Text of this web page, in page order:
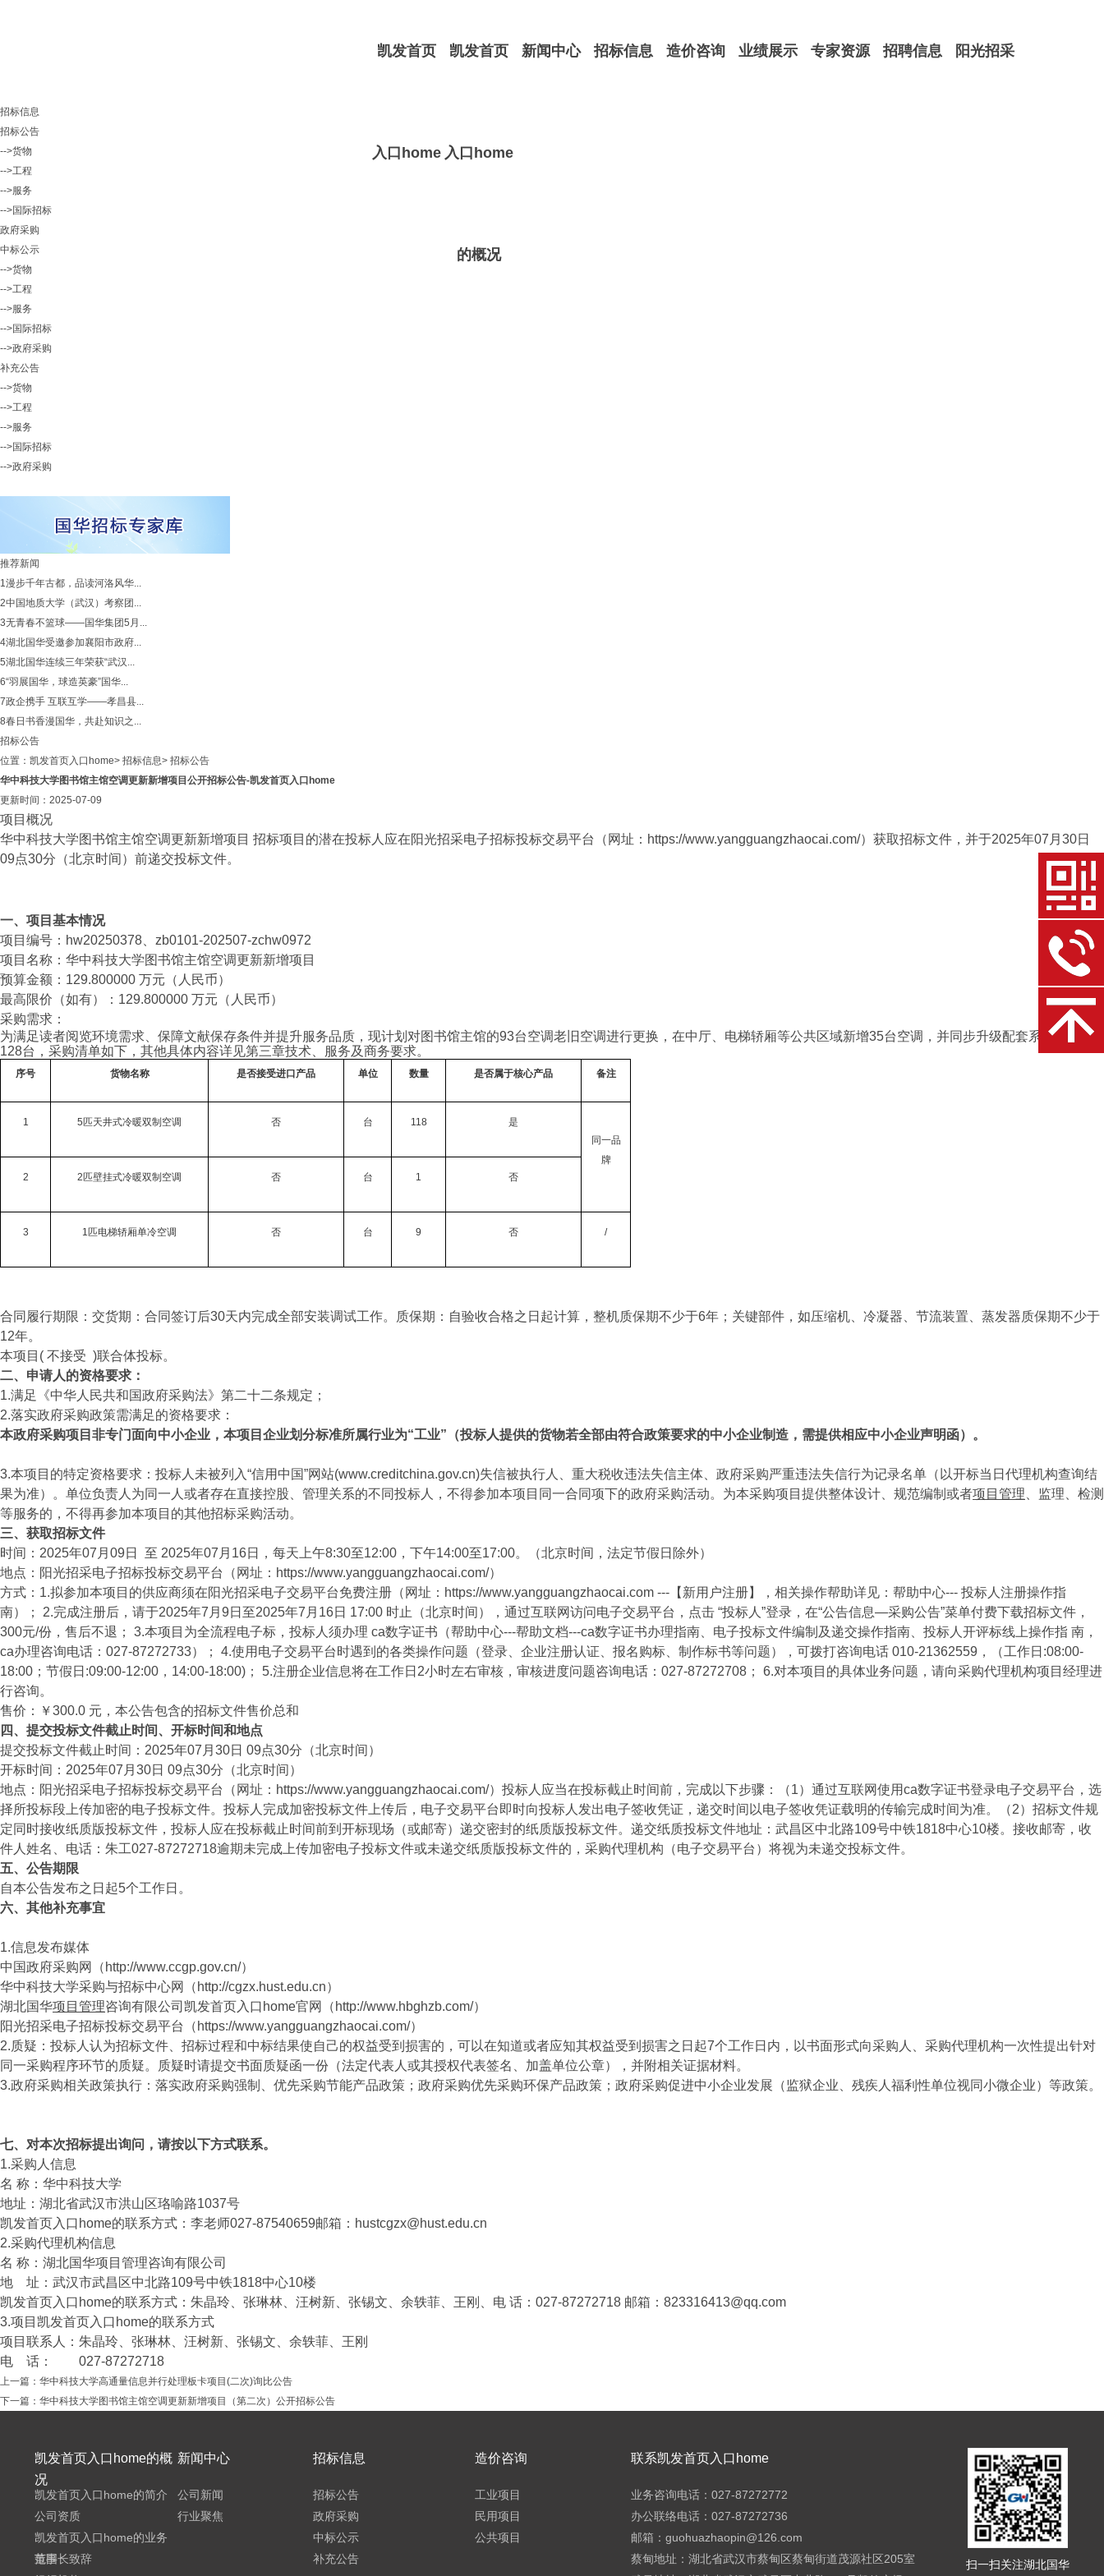
凯发首页
入口home
凯发首页
入口home
的概况
新闻中心 招标信息 造价咨询 业绩展示 专家资源 招聘信息 阳光招采
招标信息
招标公告
-->货物
-->工程
-->服务
-->国际招标
政府采购
中标公示
-->货物
-->工程
-->服务
-->国际招标
-->政府采购
补充公告
-->货物
-->工程
-->服务
-->国际招标
-->政府采购
推荐新闻
1漫步千年古都，品读河洛风华...
2中国地质大学（武汉）考察团...
3无青春不篮球——国华集团5月...
4湖北国华受邀参加襄阳市政府...
5湖北国华连续三年荣获“武汉...
6“羽展国华，球造英豪”国华...
7政企携手 互联互学——孝昌县...
8春日书香漫国华，共赴知识之...
招标公告
位置： 凯发首页入口home> 招标信息> 招标公告
华中科技大学图书馆主馆空调更新新增项目公开招标公告-凯发首页入口home
更新时间：2025-07-09
项目概况
华中科技大学图书馆主馆空调更新新增项目 招标项目的潜在投标人应在阳光招采电子招标投标交易平台（网址：https://www.yangguangzhaocai.com/）获取招标文件，并于2025年07月30日
09点30分（北京时间）前递交投标文件。
一、项目基本情况
项目编号：hw20250378、zb0101-202507-zchw0972
项目名称：华中科技大学图书馆主馆空调更新新增项目
预算金额：129.800000 万元（人民币）
最高限价（如有）：129.800000 万元（人民币）
采购需求：
为满足读者阅览环境需求、保障文献保存条件并提升服务品质，现计划对图书馆主馆的93台空调老旧空调进行更换，在中厅、电梯轿厢等公共区域新增35台空调，并同步升级配套系统。共计
128台，采购清单如下，其他具体内容详见第三章技术、服务及商务要求。
序号 货物名称 是否接受进口产品 单位 数量 是否属于核心产品 备注
1 5匹天井式冷暖双制空调 否 台 118
是
同一品
牌
2
2匹壁挂式冷暖双制空调 否 台 1 否
3 1匹电梯轿厢单冷空调 否 台 9 否 /
合同履行期限：交货期：合同签订后30天内完成全部安装调试工作。质保期：自验收合格之日起计算，整机质保期不少于6年；关键部件，如压缩机、冷凝器、节流装置、蒸发器质保期不少于
12年。
本项目( 不接受 )联合体投标。
二、申请人的资格要求：
1.满足《中华人民共和国政府采购法》第二十二条规定；
2.落实政府采购政策需满足的资格要求：
本政府采购项目非专门面向中小企业，本项目企业划分标准所属行业为“工业” （投标人提供的货物若全部由符合政策要求的中小企业制造，需提供相应中小企业声明函）。
3.本项目的特定资格要求：投标人未被列入“信用中国”网站(www.creditchina.gov.cn)失信被执行人、重大税收违法失信主体、政府采购严重违法失信行为记录名单（以开标当日代理机构查询结
果为准）。单位负责人为同一人或者存在直接控股、管理关系的不同投标人，不得参加本项目同一合同项下的政府采购活动。为本采购项目提供整体设计、规范编制或者项目管理 、监理、检测
等服务的，不得再参加本项目的其他招标采购活动。
三、获取招标文件
时间：2025年07月09日 至 2025年07月16日，每天上午8:30至12:00，下午14:00至17:00。（北京时间，法定节假日除外）
地点：阳光招采电子招标投标交易平台（网址：https://www.yangguangzhaocai.com/）
方式：1.拟参加本项目的供应商须在阳光招采电子交易平台免费注册（网址：https://www.yangguangzhaocai.com ---【新用户注册】，相关操作帮助详见：帮助中心--- 投标人注册操作指
南）； 2.完成注册后，请于2025年7月9日至2025年7月16日 17:00 时止（北京时间），通过互联网访问电子交易平台，点击 “投标人”登录，在“公告信息—采购公告”菜单付费下载招标文件，
300元/份，售后不退； 3.本项目为全流程电子标，投标人须办理 ca数字证书（帮助中心---帮助文档---ca数字证书办理指南、电子投标文件编制及递交操作指南、投标人开评标线上操作指 南，
ca办理咨询电话：027-87272733）； 4.使用电子交易平台时遇到的各类操作问题（登录、企业注册认证、报名购标、制作标书等问题），可拨打咨询电话 010-21362559，（工作日:08:00-
18:00；节假日:09:00-12:00，14:00-18:00)； 5.注册企业信息将在工作日2小时左右审核，审核进度问题咨询电话：027-87272708； 6.对本项目的具体业务问题，请向采购代理机构项目经理进
行咨询。
售价：￥300.0 元，本公告包含的招标文件售价总和
四、提交投标文件截止时间、开标时间和地点
提交投标文件截止时间：2025年07月30日 09点30分（北京时间）
开标时间：2025年07月30日 09点30分（北京时间）
地点：阳光招采电子招标投标交易平台（网址：https://www.yangguangzhaocai.com/）投标人应当在投标截止时间前，完成以下步骤：（1）通过互联网使用ca数字证书登录电子交易平台，选
择所投标段上传加密的电子投标文件。投标人完成加密投标文件上传后，电子交易平台即时向投标人发出电子签收凭证，递交时间以电子签收凭证载明的传输完成时间为准。（2）招标文件规
定同时接收纸质版投标文件，投标人应在投标截止时间前到开标现场（或邮寄）递交密封的纸质版投标文件。递交纸质投标文件地址：武昌区中北路109号中铁1818中心10楼。接收邮寄，收
件人姓名、电话：朱工027-87272718逾期未完成上传加密电子投标文件或未递交纸质版投标文件的，采购代理机构（电子交易平台）将视为未递交投标文件。
五、公告期限
自本公告发布之日起5个工作日。
六、其他补充事宜
1.信息发布媒体
中国政府采购网（http://www.ccgp.gov.cn/）
华中科技大学采购与招标中心网（http://cgzx.hust.edu.cn）
湖北国华项目管理咨询有限公司凯发首页入口home官网（http://www.hbghzb.com/）
阳光招采电子招标投标交易平台（https://www.yangguangzhaocai.com/）
2.质疑：投标人认为招标文件、招标过程和中标结果使自己的权益受到损害的，可以在知道或者应知其权益受到损害之日起7个工作日内，以书面形式向采购人、采购代理机构一次性提出针对
同一采购程序环节的质疑。质疑时请提交书面质疑函一份（法定代表人或其授权代表签名、加盖单位公章），并附相关证据材料。
3.政府采购相关政策执行：落实政府采购强制、优先采购节能产品政策；政府采购优先采购环保产品政策；政府采购促进中小企业发展（监狱企业、残疾人福利性单位视同小微企业）等政策。
七、对本次招标提出询问，请按以下方式联系。
1.采购人信息
名 称：华中科技大学
地址：湖北省武汉市洪山区珞喻路1037号
凯发首页入口home的联系方式：李老师027-87540659邮箱： hustcgzx@hust.edu.cn
2.采购代理机构信息
名 称：湖北国华项目管理咨询有限公司
地 址：武汉市武昌区中北路109号中铁1818中心10楼
凯发首页入口home的联系方式：朱晶玲、张琳林、汪树新、张锡文、余轶菲、王刚、电 话：027-87272718 邮箱： 823316413@qq.com
3.项目凯发首页入口home的联系方式
项目联系人：朱晶玲、张琳林、汪树新、张锡文、余轶菲、王刚
电 话： 027-87272718
上一篇： 华中科技大学高通量信息并行处理板卡项目(二次)询比公告
下一篇： 华中科技大学图书馆主馆空调更新新增项目（第二次）公开招标公告
凯发首页入口home的概
况
凯发首页入口home的简介
公司资质
凯发首页入口home的业务
范围
董事长致辞
新闻中心
公司新闻
行业聚焦
招标信息
招标公告
政府采购
中标公示
补充公告
造价咨询
工业项目
民用项目
公共项目
联系凯发首页入口home
业务咨询电话：027-87272772
办公联络电话：027-87272736
邮箱： guohuazhaopin@126.com
蔡甸地址：湖北省武汉市蔡甸区蔡甸街道茂源社区205室
扫一扫关注湖北国华